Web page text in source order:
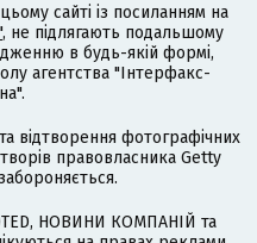
сайті із посиланням на
, не підлягають подальшому
в будь-якій формі,
агентства "Інтерфакс-
відтворення фотографічних
правовласника Getty
НОВИНИ КОМПАНІЙ та